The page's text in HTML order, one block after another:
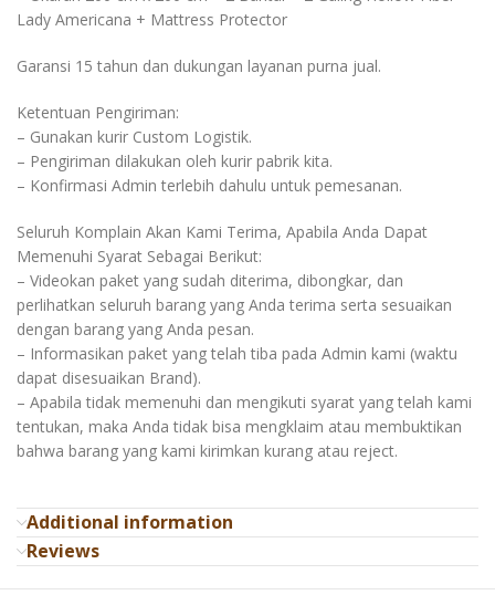
Lady Americana + Mattress Protector
Garansi 15 tahun dan dukungan layanan purna jual.
Ketentuan Pengiriman:
– Gunakan kurir Custom Logistik.
– Pengiriman dilakukan oleh kurir pabrik kita.
– Konfirmasi Admin terlebih dahulu untuk pemesanan.
Seluruh Komplain Akan Kami Terima, Apabila Anda Dapat
Memenuhi Syarat Sebagai Berikut:
– Videokan paket yang sudah diterima, dibongkar, dan
perlihatkan seluruh barang yang Anda terima serta sesuaikan
dengan barang yang Anda pesan.
– Informasikan paket yang telah tiba pada Admin kami (waktu
dapat disesuaikan Brand).
– Apabila tidak memenuhi dan mengikuti syarat yang telah kami
tentukan, maka Anda tidak bisa mengklaim atau membuktikan
bahwa barang yang kami kirimkan kurang atau reject.
Additional information
Reviews